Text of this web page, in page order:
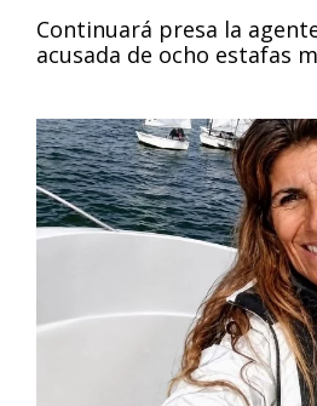
Continuará presa la
acusada de ocho estafas